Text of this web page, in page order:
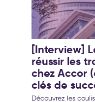
[Interview]
réussir les
chez Accor
clés de
Découvrez les